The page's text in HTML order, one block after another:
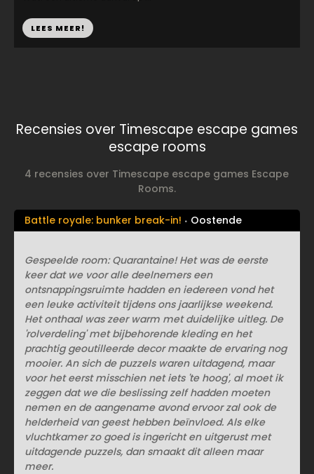
LEES MEER!
Recensies over Timescape escape games
escape rooms
4 recensies over Timescape escape games Escape
Rooms.
Battle royale: bunker break-in! Oostende
Gespeelde room: Quarantaine! Het was de eerste
keer dat we voor alle deelnemers een
ontsnappingsruimte hadden en iedereen vond het
een leuke activiteit tijdens ons jaarlijkse weekend.
Het onthaal was zeer warm met duidelijke uitleg. De
'rolverdeling' met bijbehorende kleding en het
prachtig geoutilleerde decor maakte de ervaring nog
mooier. An sich de puzzels waren uitdagend, maar
voor het eerst misschien net iets 'te hoog', al moet ik
zeggen dat we die beslissing zelf hadden moeten
nemen en de aangename avond ervoor zal ook de
helderheid van geest hebben beïnvloed. Als elke
vluchtkamer zo goed is ingericht en uitgerust met
uitdagende puzzels, dan smaakt dit alleen maar
meer.